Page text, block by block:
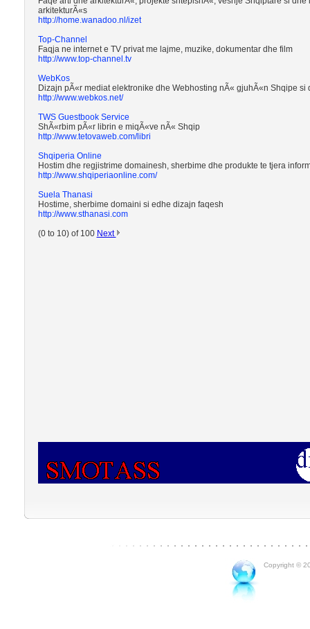
arkitekturÃ«s
http://home.wanadoo.nl/izet
Top-Channel
Faqja ne internet e TV privat me lajme, muzike, dokumentar dhe film
http://www.top-channel.tv
WebKos
Dizajn pÃ«r mediat elektronike dhe Webhosting nÃ« gjuhÃ«n Shqipe si
http://www.webkos.net/
TWS Guestbook Service
ShÃ«rbim pÃ«r librin e miqÃ«ve nÃ« Shqip
http://www.tetovaweb.com/libri
Shqiperia Online
Hostim dhe regjistrime domainesh, sherbime dhe produkte te tjera
http://www.shqiperiaonline.com/
Suela Thanasi
Hostime, sherbime domaini si edhe dizajn faqesh
http://www.sthanasi.com
(0 to 10) of 100 Next
Copyright ©